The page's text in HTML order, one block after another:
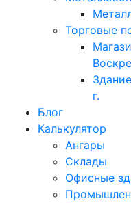
Торговые
г.
Блог
Калькулятор
Ангары
Склады
Офисные